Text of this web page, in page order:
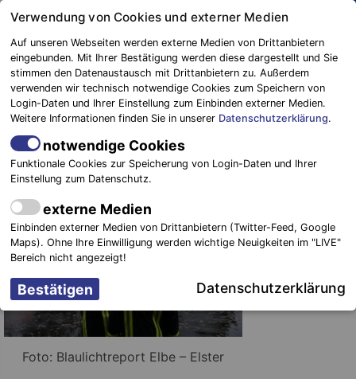
Springe
Inhalt
Blaulichtreport
Elbe-Elster
Flash-Over im Innenangriff
8. Dezember 2017 - Einsätze
Foto: Blaulichtreport Elbe – Elster
und
Gesundheit
Verwendung von Cookies und externer Medien
Auf unseren Webseiten werden externe Medien von Drittanbietern
eingebunden. Mit Ihrer Bestätigung werden diese dargestellt und Sie
stimmen den Datenaustausch mit Drittanbietern zu. Außerdem
verwenden wir technisch notwendige Cookies zum Speichern von
Login-Daten und Ihrer Einstellung zum Einbinden externer Medien.
Weitere Informationen finden Sie in unserer Datenschutzerklärung.
notwendige Cookies
Funktionale Cookies zur Speicherung von Login-Daten und Ihrer
Einstellung zum Datenschutz.
externe Medien
Einbinden externer Medien von Drittanbietern (Twitter-Feed, Google
Maps). Ohne Ihre Einwilligung werden wichtige Neuigkeiten im "LIVE"
Bereich nicht angezeigt!
Datenschutzerklärung